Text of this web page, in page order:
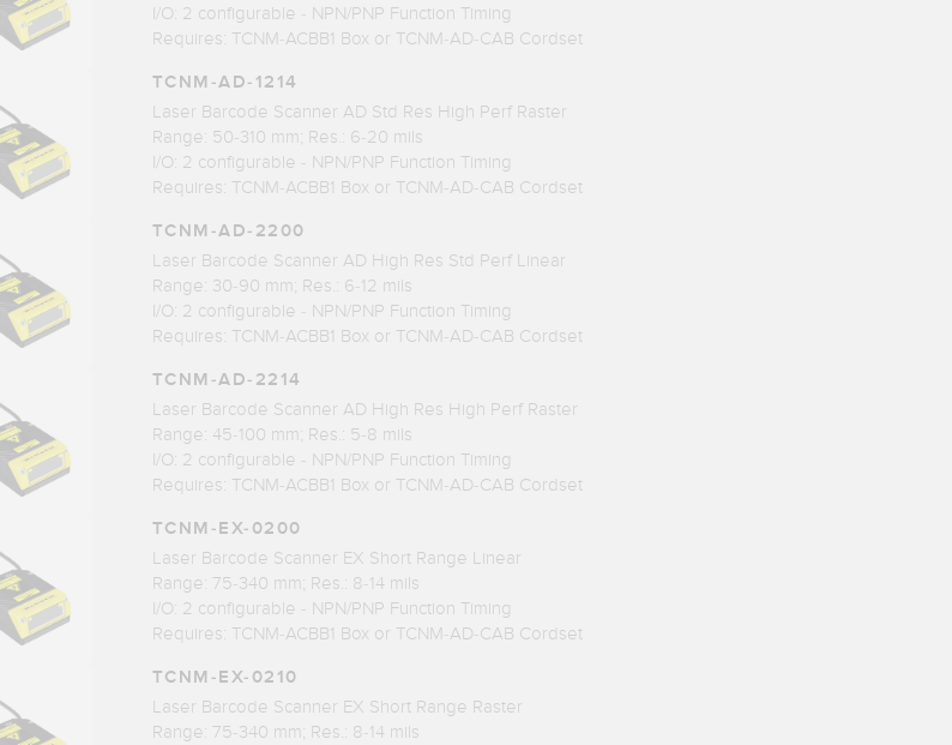
I/O: 2 configurable - NPN/PNP Function Timing
Requires: TCNM-ACBB1 Box or TCNM-AD-CAB Cordset
TCNM-AD-1214
Laser Barcode Scanner AD Std Res High Perf Raster
Range: 50-310 mm; Res.: 6-20 mils
I/O: 2 configurable - NPN/PNP Function Timing
Requires: TCNM-ACBB1 Box or TCNM-AD-CAB Cordset
TCNM-AD-2200
Laser Barcode Scanner AD High Res Std Perf Linear
Range: 30-90 mm; Res.: 6-12 mils
I/O: 2 configurable - NPN/PNP Function Timing
Requires: TCNM-ACBB1 Box or TCNM-AD-CAB Cordset
TCNM-AD-2214
Laser Barcode Scanner AD High Res High Perf Raster
Range: 45-100 mm; Res.: 5-8 mils
I/O: 2 configurable - NPN/PNP Function Timing
Requires: TCNM-ACBB1 Box or TCNM-AD-CAB Cordset
TCNM-EX-0200
Laser Barcode Scanner EX Short Range Linear
Range: 75-340 mm; Res.: 8-14 mils
I/O: 2 configurable - NPN/PNP Function Timing
Requires: TCNM-ACBB1 Box or TCNM-AD-CAB Cordset
TCNM-EX-0210
Laser Barcode Scanner EX Short Range Raster
Range: 75-340 mm; Res.: 8-14 mils